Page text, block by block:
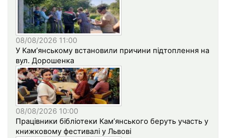
08/08/2026 11:00
У Кам’янському встановили причини підтоплення на
вул. Дорошенка
08/08/2026 10:00
Працівники бібліотеки Кам’янського беруть участь у
книжковому фестивалі у Львові